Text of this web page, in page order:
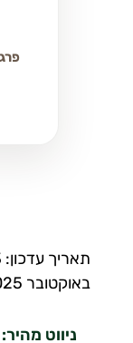
באוקטובר 2025
ניווט מהיר: